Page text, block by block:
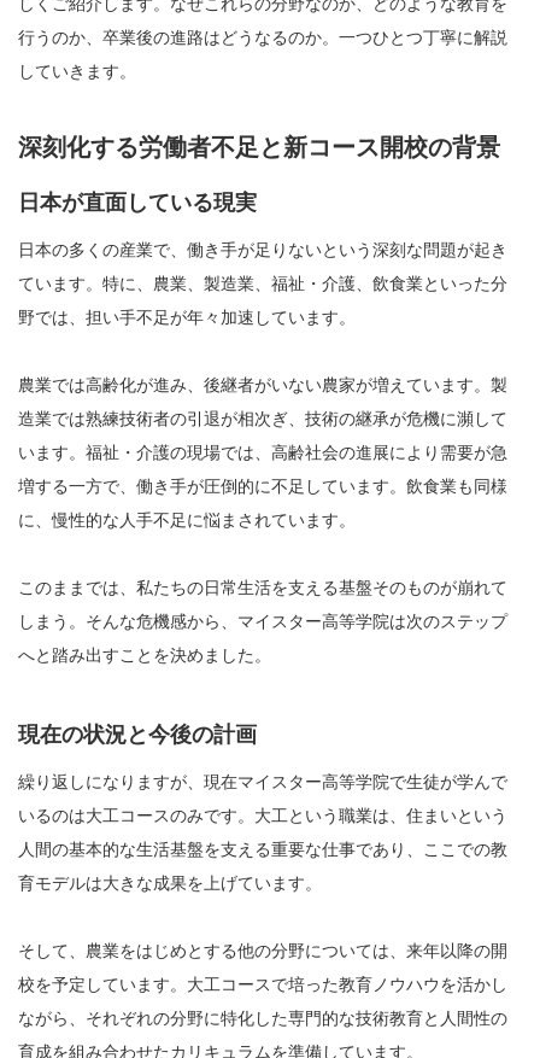
行うのか、卒業後の進路はどうなるのか。一つひとつ丁寧に解説
していきます。
深刻化する労働者不足と新コース開校の背景
日本が直面している現実
日本の多くの産業で、働き手が足りないという深刻な問題が起き
ています。特に、農業、製造業、福祉・介護、飲食業といった分
野では、担い手不足が年々加速しています。
農業では高齢化が進み、後継者がいない農家が増えています。製
造業では熟練技術者の引退が相次ぎ、技術の継承が危機に瀕して
います。福祉・介護の現場では、高齢社会の進展により需要が急
増する一方で、働き手が圧倒的に不足しています。飲食業も同様
に、慢性的な人手不足に悩まされています。
このままでは、私たちの日常生活を支える基盤そのものが崩れて
しまう。そんな危機感から、マイスター高等学院は次のステップ
へと踏み出すことを決めました。
現在の状況と今後の計画
繰り返しになりますが、現在マイスター高等学院で生徒が学んで
いるのは大工コースのみです。大工という職業は、住まいという
人間の基本的な生活基盤を支える重要な仕事であり、ここでの教
育モデルは大きな成果を上げています。
そして、農業をはじめとする他の分野については、来年以降の開
校を予定しています。大工コースで培った教育ノウハウを活かし
ながら、それぞれの分野に特化した専門的な技術教育と人間性の
育成を組み合わせたカリキュラムを準備しています。